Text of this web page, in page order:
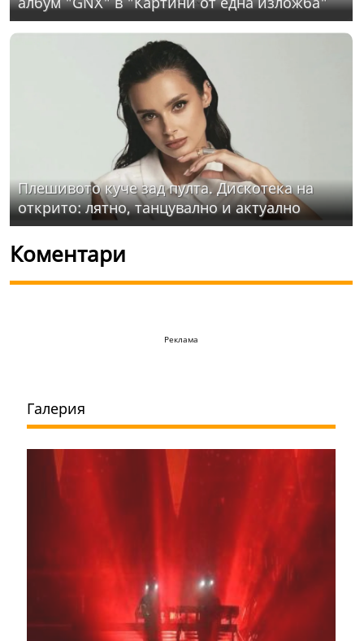
Плешивото куче зад пулта. Дискотека на
открито: лятно, танцувално и актуално
Коментари
Реклама
Галерия